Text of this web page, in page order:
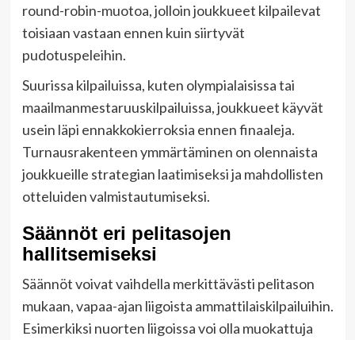
round-robin-muotoa, jolloin joukkueet kilpailevat
toisiaan vastaan ennen kuin siirtyvät
pudotuspeleihin.
Suurissa kilpailuissa, kuten olympialaisissa tai
maailmanmestaruuskilpailuissa, joukkueet käyvät
usein läpi ennakkokierroksia ennen finaaleja.
Turnausrakenteen ymmärtäminen on olennaista
joukkueille strategian laatimiseksi ja mahdollisten
otteluiden valmistautumiseksi.
Säännöt eri pelitasojen
hallitsemiseksi
Säännöt voivat vaihdella merkittävästi pelitason
mukaan, vapaa-ajan liigoista ammattilaiskilpailuihin.
Esimerkiksi nuorten liigoissa voi olla muokattuja